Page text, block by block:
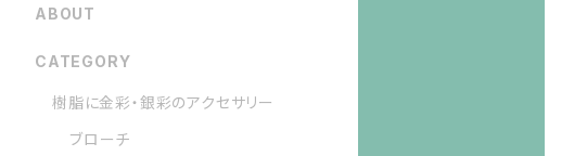
ABOUT
CATEGORY
樹脂に金彩・銀彩のアクセサリー
ブローチ